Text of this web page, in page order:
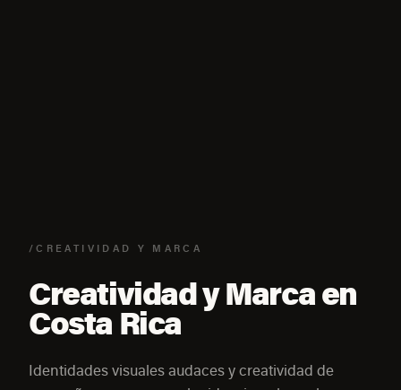
/CREATIVIDAD Y MARCA
Creatividad y Marca en
Costa Rica
Identidades visuales audaces y creatividad de